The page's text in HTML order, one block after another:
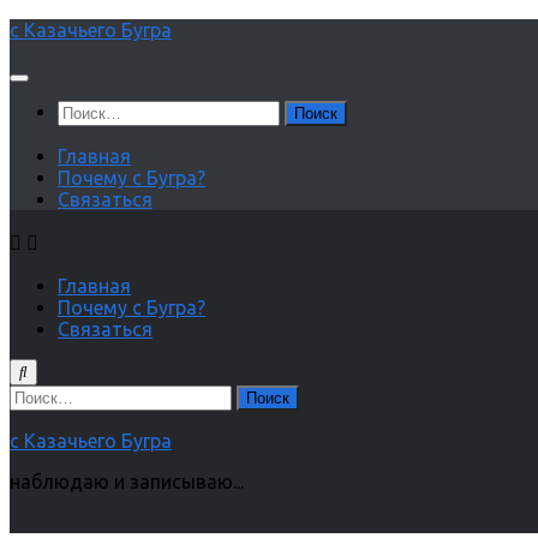
Перейти
содержимому
с Казачьего Бугра
Найти:
Главная
Почему с Бугра?
Связаться
Главная
Почему с Бугра?
Связаться
Найти:
с Казачьего Бугра
наблюдаю и записываю...